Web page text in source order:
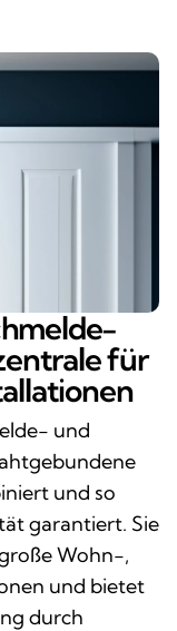
für
und
und so
garantiert. Sie
Wohn-,
und bietet
durch